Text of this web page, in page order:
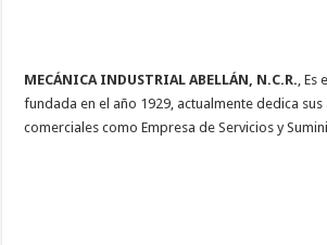
MECÁNICA INDUSTRIAL ABELLÁN, N.C.R. ,
fundada en el año 1929, actualmente dedica
comerciales como Empresa de Servicios y